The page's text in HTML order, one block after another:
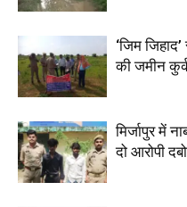
‘जिम
की जमीन
मिर्जापुर में
दो आरोपी